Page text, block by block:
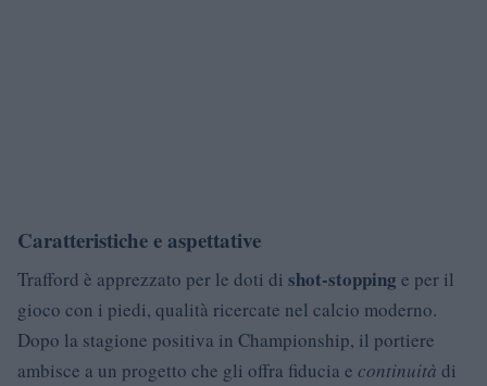
Caratteristiche e aspettative
Trafford è apprezzato per le doti di shot-stopping e per il
gioco con i piedi, qualità ricercate nel calcio moderno.
Dopo la stagione positiva in Championship, il portiere
ambisce a un progetto che gli offra fiducia e continuità di